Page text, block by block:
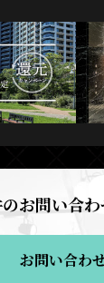
お問い合
お問い合わ